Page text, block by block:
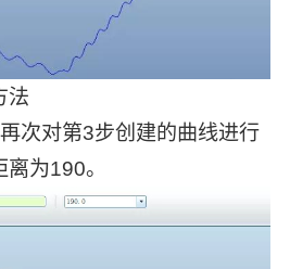
法
次对第3步创建的曲线进行
为190。